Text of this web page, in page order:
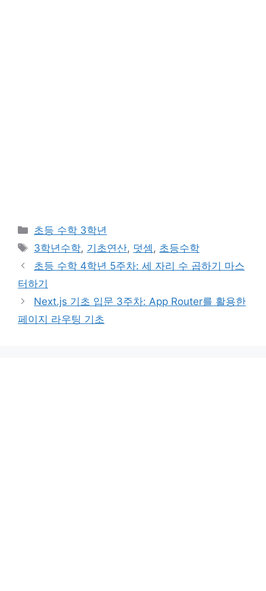
카
테
리
초등 수학 3학년
태
그
3학년수학, 기초연산, 덧셈 , 초등수학
초등 수학 4학년 5주차: 세 자리 수 곱하기 마스
터하기
Next.js 기초 입문 3주차: App Router를 활용한
페이지 라우팅 기초